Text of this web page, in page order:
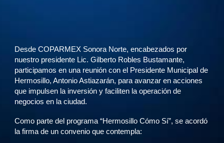
Desde COPARMEX Sonora Norte, encabezados por
nuestro presidente Lic. Gilberto Robles Bustamante,
participamos en una reunión con el Presidente Municipal de
Hermosillo, Antonio Astiazarán, para avanzar en acciones
que impulsen la inversión y faciliten la operación de
negocios en la ciudad.
Como parte del programa “Hermosillo Cómo Sí”, se acordó
la firma de un convenio que contempla: